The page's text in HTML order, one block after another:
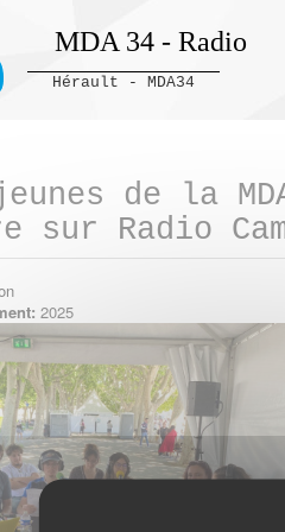
MDA 34 - Radio
Hérault - MDA34
de la
sur Radio
2025